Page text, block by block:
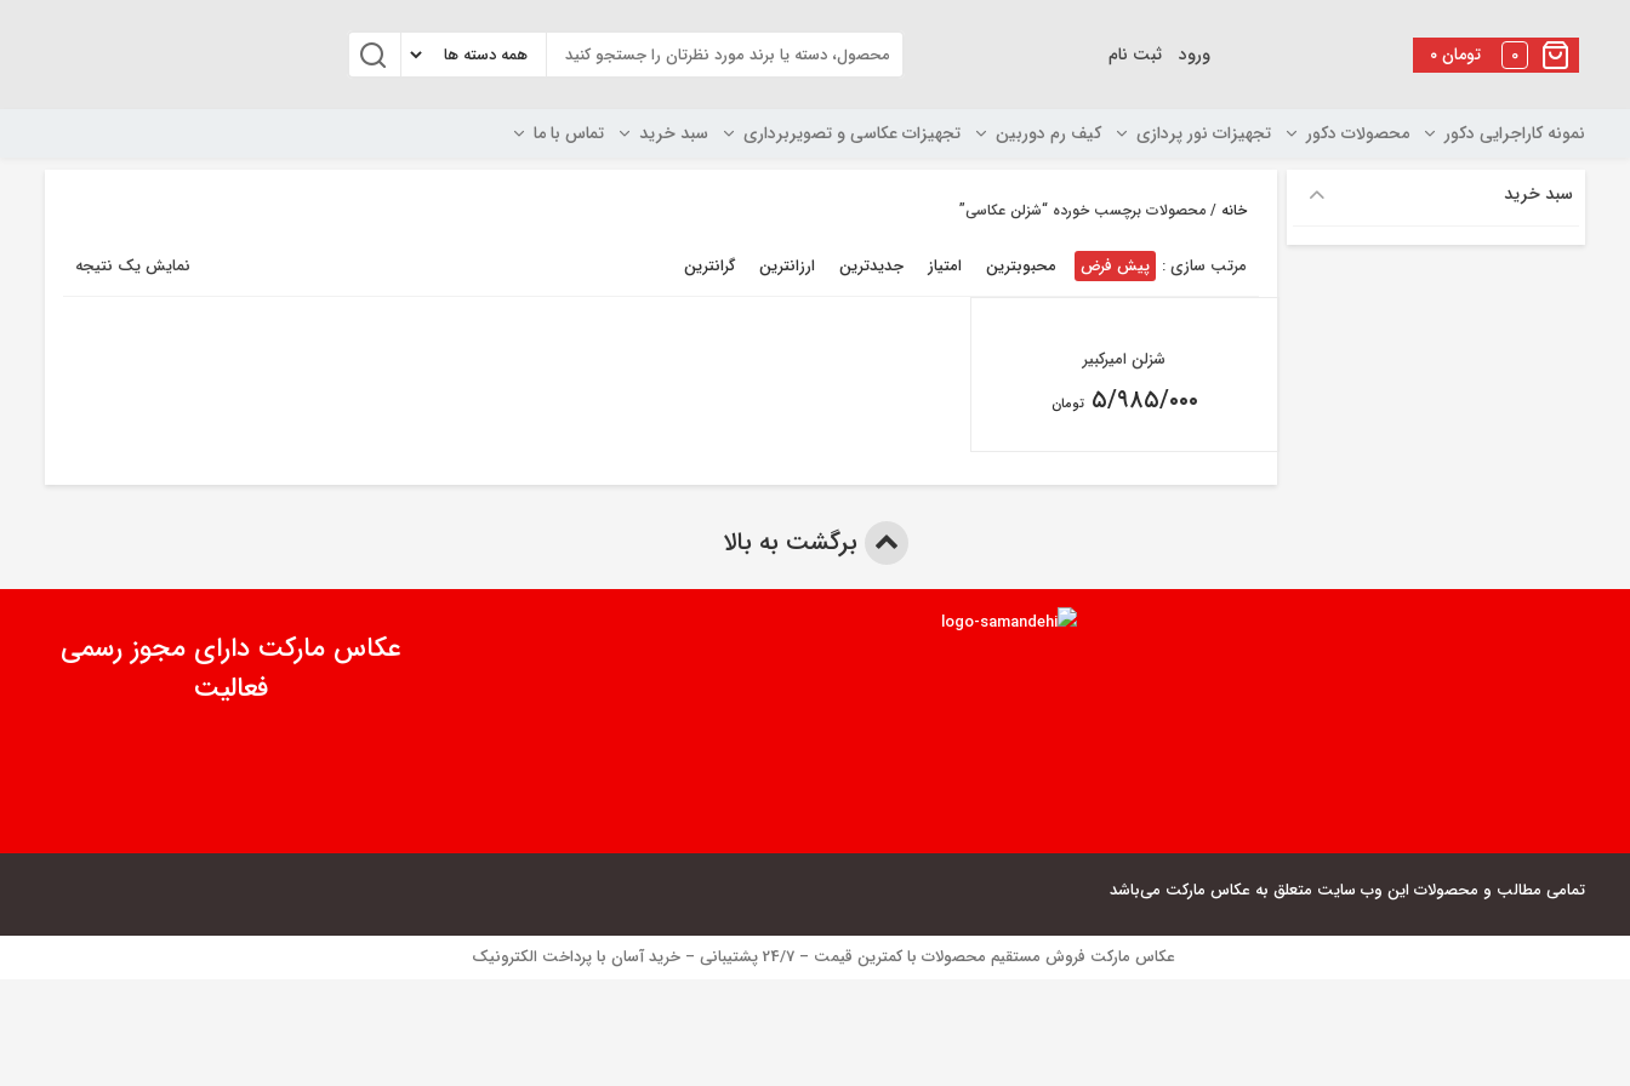
۰تومان 0 ورود ثبت نام
نمونه کاراجرایی دکور محصولات دکور تجهیزات نور پردازی کیف رم دوربین تجهیزات عکاسی و تصویربرداری سبد خرید تماس با ما
خانه / محصولات برچسب خورده “شزلن عکاسی”
نمایش یک نتیجه مرتب سازی : پیش فرض محبوبترین امتیاز جدیدترین ارزانترین گرانترین
شزلن امیرکبیر
۵/۹۸۵/۰۰۰ تومان
سبد خرید
برگشت به بالا
عکاس مارکت دارای مجوز رسمی
فعالیت
تمامی مطالب و محصولات این وب سایت متعلق به عکاس مارکت می‌باشد
عکاس مارکت فروش مستقیم محصولات با کمترین قیمت – 24/7 پشتیبانی – خرید آسان با پرداخت الکترونیک